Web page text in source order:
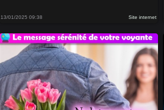
13/01/2025 09:38 Site internet